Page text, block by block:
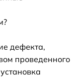
дефекта,
проведенного